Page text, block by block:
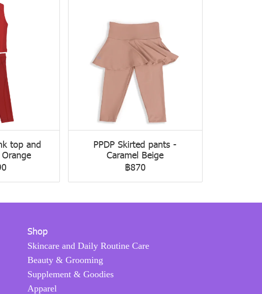
top and
PPDP Skirted pants -
Caramel Beige
฿870
Shop
Skincare and Daily Routine Care
Beauty & Grooming
Supplement & Goodies
Apparel